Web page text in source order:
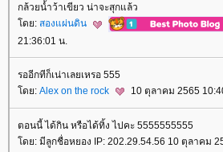
กล้วยน้ำว้าเขียว น่าจะสุกแล้ว
ดย: สองแผ่นดิน
21:36:01 น.
รออีกทีก็เน่าเลยเหรอ 555
ดย: Alex on the rock 10 ตุลาคม 2565
ตอนนี้ ได้กิน หรือได้ทิ้ง ไปคะ 5555555555
ดย: มีลูกชื่อหยอง IP: 202.29.54.56 10 ตุลาคม